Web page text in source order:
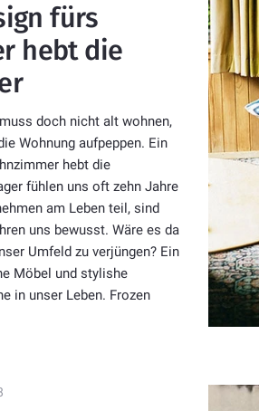
fürs
hebt die
doch nicht alt wohnen,
Wohnung aufpeppen. Ein
hebt die
fühlen uns oft zehn Jahre
am Leben teil, sind
uns bewusst. Wäre es da
Umfeld zu verjüngen? Ein
Möbel und stylishe
in unser Leben. Frozen